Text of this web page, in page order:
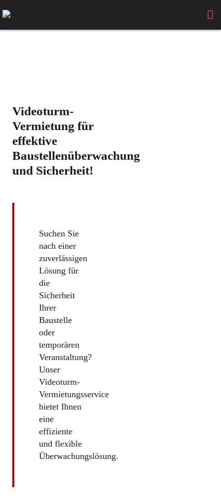
Videoturm-
Vermietung für
effektive
Baustellenüberwachung
und Sicherheit!
Suchen Sie
nach einer
zuverlässigen
Lösung für
die
Sicherheit
Ihrer
Baustelle
oder
temporären
Veranstaltung?
Unser
Videoturm-
Vermietungsservice
bietet Ihnen
eine
effiziente
und flexible
Überwachungslösung.